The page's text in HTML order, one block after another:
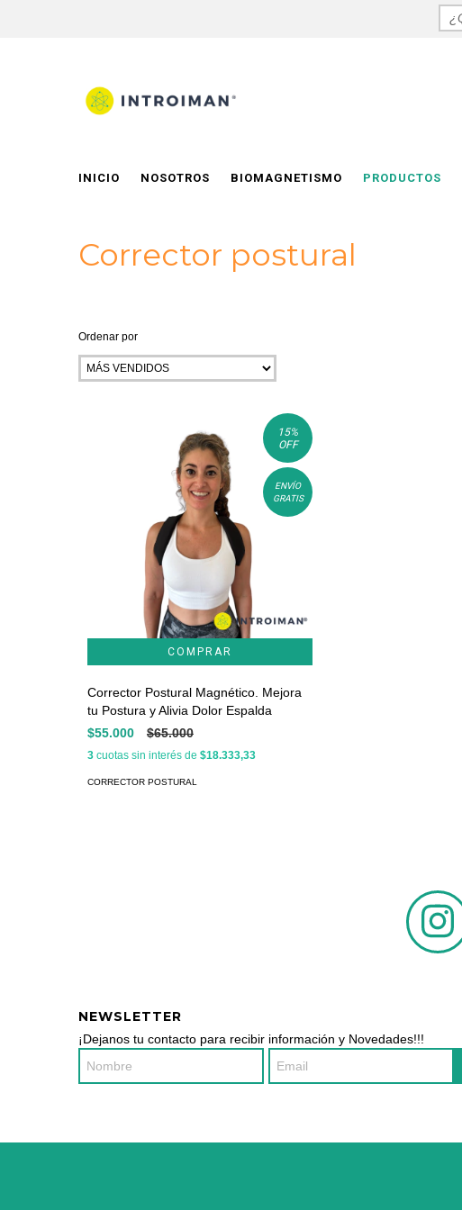
INICIO NOSOTROS BIOMAGNETISMO PRODUCTOS
Corrector postural
Ordenar por
15%
OFF
ENVÍO
GRATIS
Corrector Postural Magnético. Mejora
tu Postura y Alivia Dolor Espalda
$55.000
$65.000
3 cuotas sin interés de $18.333,33
CORRECTOR POSTURAL
NEWSLETTER
¡Dejanos tu contacto para recibir información y Novedades!!!